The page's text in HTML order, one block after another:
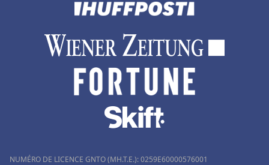
NUMÉRO DE LICENCE GNTO (MH.T.E.): 0259Ε60000576001